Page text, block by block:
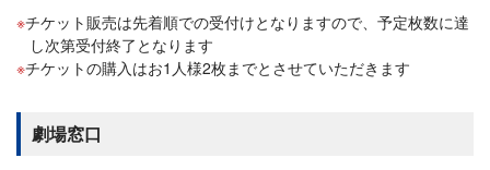
チケット販売は先着順での受付けとなりますので、予定枚数に達
し次第受付終了となります
チケットの購入はお1人様2枚までとさせていただきます
劇場窓口